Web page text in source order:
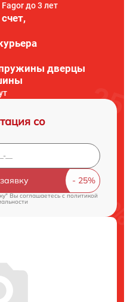
до 3 лет
дверцы
со
Вы соглашаетесь cполитикой